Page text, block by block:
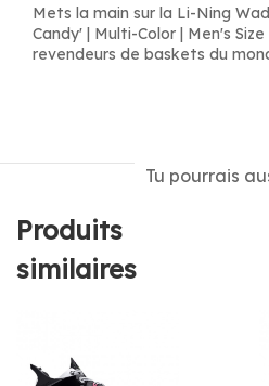
Mets la main sur la Li-Ning
Candy' | Multi-Color | Men's
revendeurs de baskets du
Tu pourrais
Produits
similaires